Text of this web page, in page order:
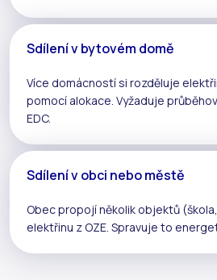
Sdílení v bytovém domě
Více domácností si rozděluje
pomocí alokace. Vyžaduje
EDC.
Sdílení v obci nebo městě
Obec propojí několik objektů
elektřinu z OZE. Spravuje to